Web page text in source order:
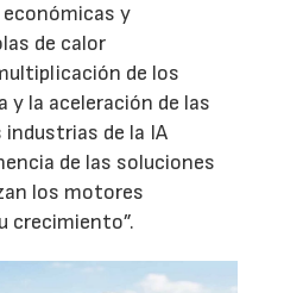
y
de calor
de los
y la aceleración de las
industrias de la IA
de las soluciones
los motores
crecimiento”.